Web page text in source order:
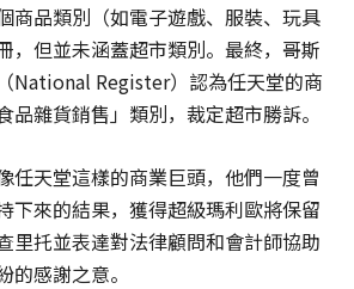
商品類別（如電子遊戲、服裝、玩具
，但並未涵蓋超市類別。最終，哥斯
National Register）認為任天堂的商
品雜貨銷售」類別，裁定超市勝訴。
任天堂這樣的商業巨頭，他們一度曾
下來的結果，獲得超級瑪利歐將保留
里托並表達對法律顧問和會計師協助
的感謝之意。